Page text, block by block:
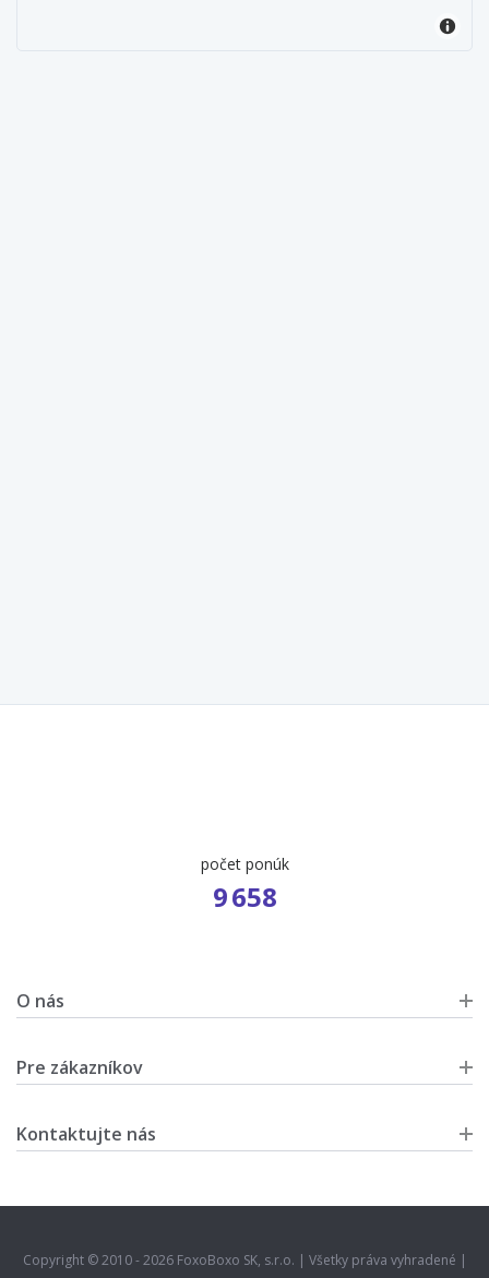
počet ponúk
9 658
O nás
Pre zákazníkov
Kontaktujte nás
Copyright © 2010 - 2026 FoxoBoxo SK, s.r.o. | Všetky práva vyhradené |